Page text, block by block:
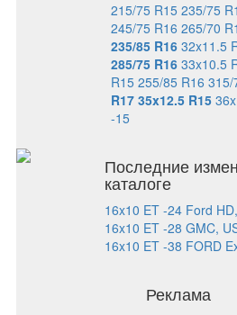
215/75 R15 235/75
245/75 R16 265/70
235/85 R16 32x11.5
285/75 R16 33x10.5
R15 255/85 R16 315/
R17 35x12.5 R15
-15
Последние
каталоге
16x10 ET -24 Ford
16x10 ET -28 GMC,
16x10 ET -38 FORD
Реклама